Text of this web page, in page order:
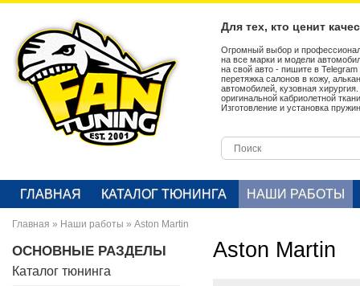
Для тех, кто ценит
Огромный выбор и
на все марки и модели
на свой авто - пишите в
перетяжка салонов в кожу,
автомобилей, кузовная
оригинальной кабриолетной
Изготовление и установка
ГЛАВНАЯ КАТАЛОГ ТЮНИНГА НАШИ РАБОТЫ
Главная » Наши работы » Aston Martin
ОСНОВНЫЕ РАЗДЕЛЫ
Каталог тюнинга
Aston Martin